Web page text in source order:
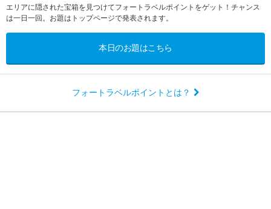
エリアに隠された宝箱を見つけてフォートラベルポイントをゲット！チャンス
は一日一回。お題はトップページで発表されます。
本日のお題はこちら
フォートラベルポイントとは？